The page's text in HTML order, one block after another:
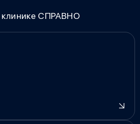
клинике СПРАВНО